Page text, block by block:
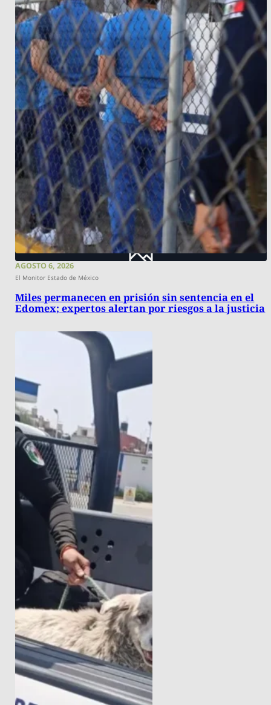
AGOSTO 6, 2026
El Monitor Estado de México
Miles permanecen en prisión sin sentencia en el
Edomex; expertos alertan por riesgos a la justicia